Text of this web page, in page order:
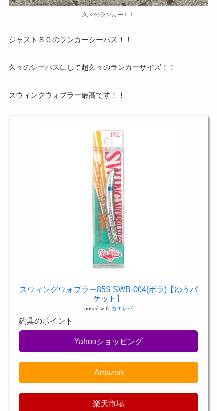
久々のランカー！！
ジャスト８０のランカーシーバス！！
久々のシーバスにして超久々のランカーサイズ！！
スウィングウォブラー最高です！！
スウィングウォブラー85S SWB-004(ボラ)【ゆうパ
ケット】
posted with カエレバ
釣具のポイント
Yahooショッピング
Amazon
楽天市場